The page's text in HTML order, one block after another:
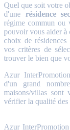
Quel que soit votre
d'une résidence
régime commun ou
pouvoir vous aider à
choix de
vos critères de
trouver le bien que
Azur
d'un grand
maisons/villas sont
vérifier la qualité des
Azur